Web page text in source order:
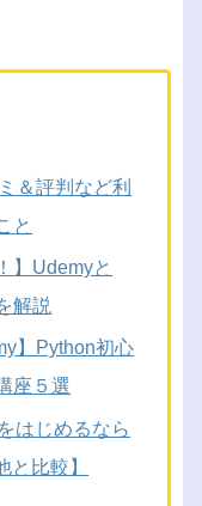
＆評判など利
と
】Udemyと
解説
】Python初心
座５選
はじめるなら
比較】